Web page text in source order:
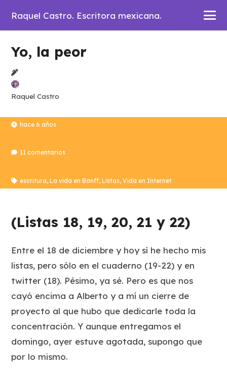
Raquel Castro. Escritora mexicana.
Yo, la peor
Raquel Castro
hace 6 años
11comentarios
escritura,La vida en Banff,Listas,Vida en Internet
(Listas 18, 19, 20, 21 y 22)
Entre el 18 de diciembre y hoy sí he hecho mis
listas, pero sólo en el cuaderno (19-22) y en
twitter (18). Pésimo, ya sé. Pero es que nos
cayó encima a Alberto y a mí un cierre de
proyecto al que hubo que dedicarle toda la
concentración. Y aunque entregamos el
domingo, ayer estuve agotada, supongo que
por lo mismo.